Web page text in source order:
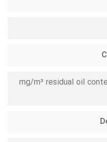
≤ 0.01 … 1.25 mg/m³ residual